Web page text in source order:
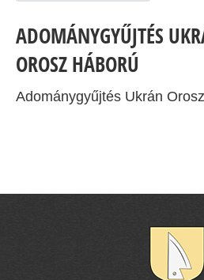
ADOMÁNYGYŰJTÉS
OROSZ HÁBORÚ
Adománygyűjtés Ukrán